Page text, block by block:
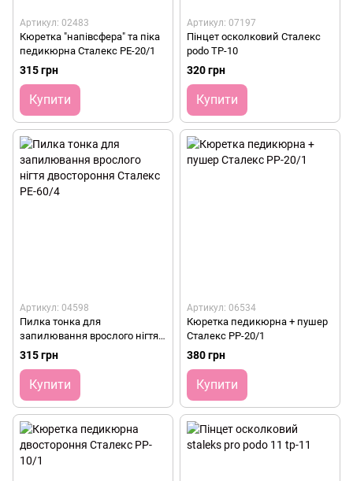
Артикул: 02483
Кюретка "напівсфера" та піка
педикюрна Сталекс PE-20/1
315 грн
Купити
Артикул: 07197
Пінцет осколковий Сталекс
podo TP-10
320 грн
Купити
Артикул: 04598
Пилка тонка для
запилювання врослого нігтя
двостороння Сталекс PE-60/4
315 грн
Купити
Артикул: 06534
Кюретка педикюрна + пушер
Сталекс PP-20/1
380 грн
Купити